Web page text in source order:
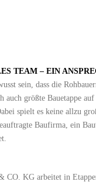
TEAM – EIN
sein, dass die
auch größte Bauetappe
spielt es keine allzu
Baufirma, ein
CO KG arbeitet in